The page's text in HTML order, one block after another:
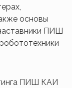
основы
ПИШ
ПИШ КАИ